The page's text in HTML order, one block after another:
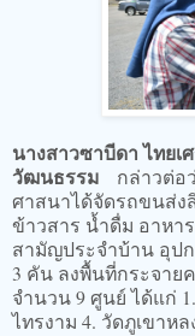
นางสาวซาบีดา ไทยเ
วัฒนธรรม
กล่าวต่อ
ศาสนาได้จัดรถขนส่ง
ข้าวสาร น้ำดื่ม อาหา
สามัญประจำบ้าน อุป
3 คัน ลงพื้นที่กระจาย
จำนวน 9 ศูนย์ ได้แก่
ไทรงาม 4. วัดภูเขาหล